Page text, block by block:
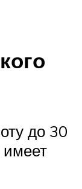
до 30
имеет